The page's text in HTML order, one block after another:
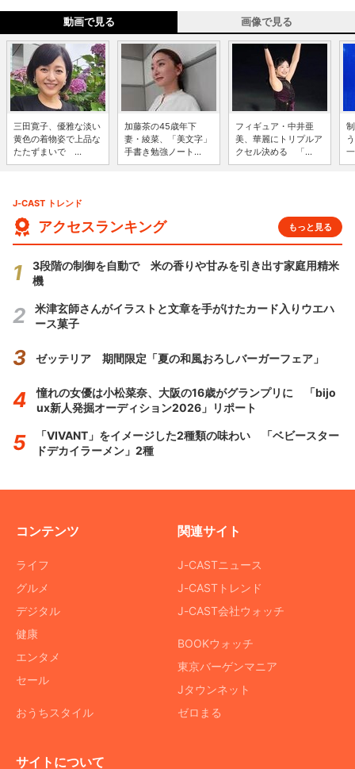
動画で見る 画像で見る
三田寛子、優雅な淡い
黄色の着物姿で上品な
たたずまいで ...
加藤茶の45歳年下
妻・綾菜、「美文字」
手書き勉強ノート...
フィギュア・中井亜
美、華麗にトリプルア
クセル決める 「...
J-CAST トレンド
アクセスランキング もっと見る
3段階の制御を自動で 米の香りや甘みを引き出す家庭用精米
機
米津玄師さんがイラストと文章を手がけたカード入りウエハ
ース菓子
ゼッテリア 期間限定「夏の和風おろしバーガーフェア」
憧れの女優は小松菜奈、大阪の16歳がグランプリに 「bijo
ux新人発掘オーディション2026」リポート
「VIVANT」をイメージした2種類の味わい 「ベビースター
ドデカイラーメン」2種
コンテンツ
ライフ
グルメ
デジタル
健康
エンタメ
セール
おうちスタイル
関連サイト
J-CASTニュース
J-CASTトレンド
J-CAST会社ウォッチ
BOOKウォッチ
東京バーゲンマニア
Jタウンネット
ゼロまる
サイトについて